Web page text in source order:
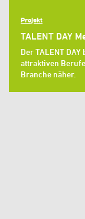
Projekt
TALENT DAY
Der TALENT
attraktiven
Branche näher.